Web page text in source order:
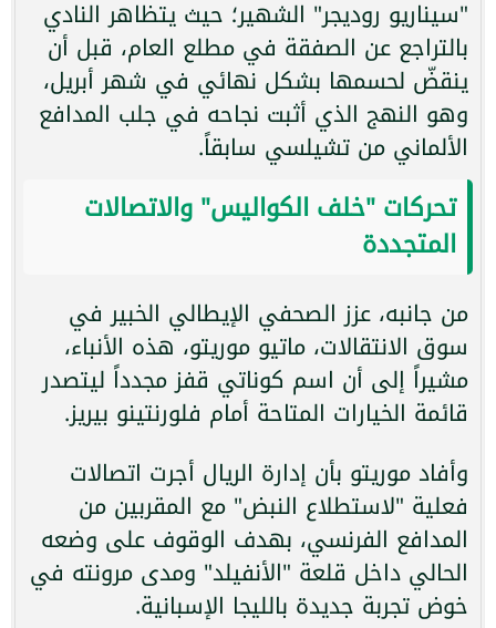
"سيناريو روديجر" الشهير؛ حيث يتظاهر النادي
بالتراجع عن الصفقة في مطلع العام، قبل أن
ينقضّ لحسمها بشكل نهائي في شهر أبريل،
وهو النهج الذي أثبت نجاحه في جلب المدافع
الألماني من تشيلسي سابقاً.
تحركات "خلف الكواليس" والاتصالات
المتجددة
من جانبه، عزز الصحفي الإيطالي الخبير في
سوق الانتقالات، ماتيو موريتو، هذه الأنباء،
مشيراً إلى أن اسم كوناتي قفز مجدداً ليتصدر
قائمة الخيارات المتاحة أمام فلورنتينو بيريز.
وأفاد موريتو بأن إدارة الريال أجرت اتصالات
فعلية "لاستطلاع النبض" مع المقربين من
المدافع الفرنسي، بهدف الوقوف على وضعه
الحالي داخل قلعة "الأنفيلد" ومدى مرونته في
خوض تجربة جديدة بالليجا الإسبانية.